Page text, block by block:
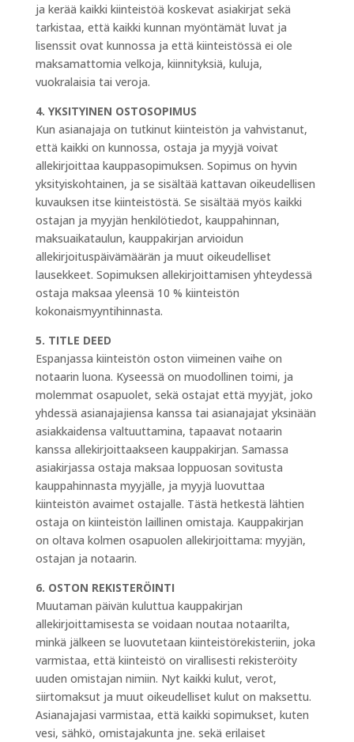
ja kerää kaikki kiinteistöä koskevat asiakirjat sekä
tarkistaa, että kaikki kunnan myöntämät luvat ja
lisenssit ovat kunnossa ja että kiinteistössä ei ole
maksamattomia velkoja, kiinnityksiä, kuluja,
vuokralaisia tai veroja.
4. YKSITYINEN OSTOSOPIMUS
Kun asianajaja on tutkinut kiinteistön ja vahvistanut,
että kaikki on kunnossa, ostaja ja myyjä voivat
allekirjoittaa kauppasopimuksen. Sopimus on hyvin
yksityiskohtainen, ja se sisältää kattavan oikeudellisen
kuvauksen itse kiinteistöstä. Se sisältää myös kaikki
ostajan ja myyjän henkilötiedot, kauppahinnan,
maksuaikataulun, kauppakirjan arvioidun
allekirjoituspäivämäärän ja muut oikeudelliset
lausekkeet. Sopimuksen allekirjoittamisen yhteydessä
ostaja maksaa yleensä 10 % kiinteistön
kokonaismyyntihinnasta.
5. TITLE DEED
Espanjassa kiinteistön oston viimeinen vaihe on
notaarin luona. Kyseessä on muodollinen toimi, ja
molemmat osapuolet, sekä ostajat että myyjät, joko
yhdessä asianajajiensa kanssa tai asianajajat yksinään
asiakkaidensa valtuuttamina, tapaavat notaarin
kanssa allekirjoittaakseen kauppakirjan. Samassa
asiakirjassa ostaja maksaa loppuosan sovitusta
kauppahinnasta myyjälle, ja myyjä luovuttaa
kiinteistön avaimet ostajalle. Tästä hetkestä lähtien
ostaja on kiinteistön laillinen omistaja. Kauppakirjan
on oltava kolmen osapuolen allekirjoittama: myyjän,
ostajan ja notaarin.
6. OSTON REKISTERÖINTI
Muutaman päivän kuluttua kauppakirjan
allekirjoittamisesta se voidaan noutaa notaarilta,
minkä jälkeen se luovutetaan kiinteistörekisteriin, joka
varmistaa, että kiinteistö on virallisesti rekisteröity
uuden omistajan nimiin. Nyt kaikki kulut, verot,
siirtomaksut ja muut oikeudelliset kulut on maksettu.
Asianajajasi varmistaa, että kaikki sopimukset, kuten
vesi, sähkö, omistajakunta jne. sekä erilaiset